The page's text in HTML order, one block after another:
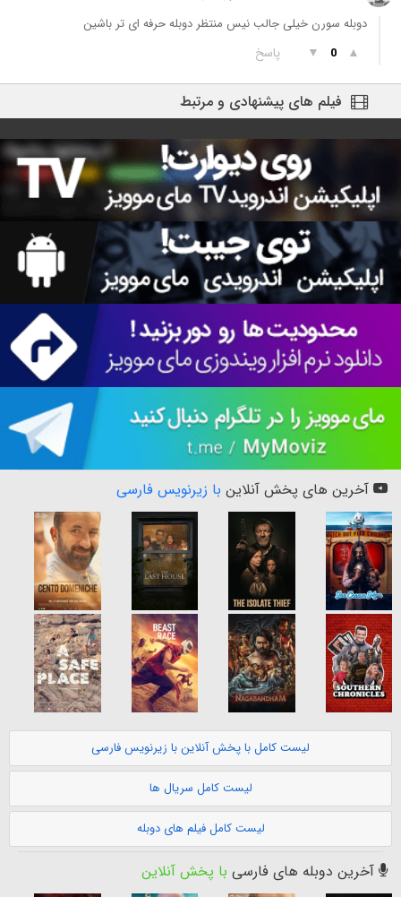
دوبله سورن خیلی جالب نیس منتظر دوبله حرفه ای تر باشین
▲
0
▼ پاسخ
فیلم های پیشنهادی و مرتبط
آخرین های پخش آنلاین با زیرنویس فارسی
لیست کامل با پخش آنلاین با زیرنویس فارسی
لیست کامل سریال ها
لیست کامل فیلم های دوبله
آخرین دوبله های فارسی با پخش آنلاین